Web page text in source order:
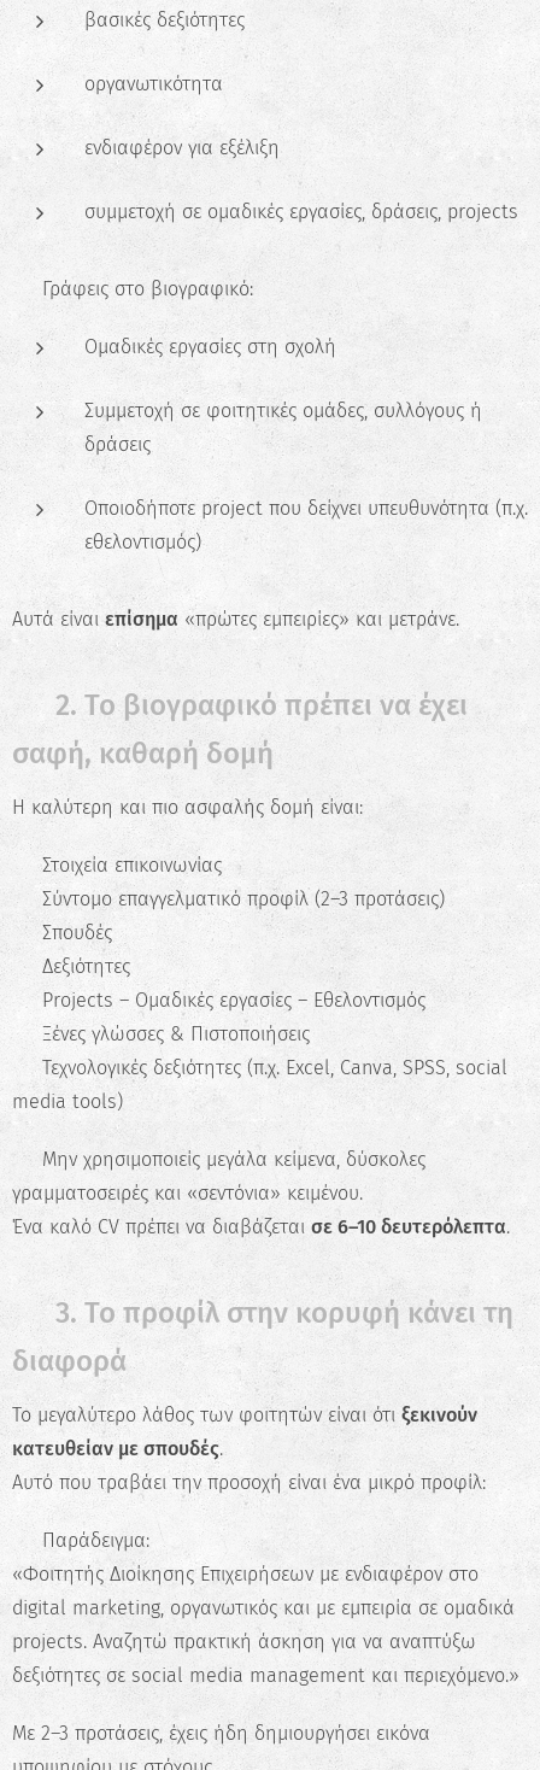
✖
Κάνε το Δωρεάν Τεστ
Επαγγελματικού
Προσανατολισμού!
βασικές δεξιότητες
οργανωτικότητα
ενδιαφέρον για εξέλιξη
συμμετοχή σε ομαδικές εργασίες, δράσεις, projects
📌 Γράφεις στο βιογραφικό:
Ομαδικές εργασίες στη σχολή
Συμμετοχή σε φοιτητικές ομάδες, συλλόγους ή
δράσεις
Οποιοδήποτε project που δείχνει υπευθυνότητα (π.χ.
εθελοντισμός)
Αυτά είναι επίσημα «πρώτες εμπειρίες» και μετράνε.
✅ 2. Το βιογραφικό πρέπει να έχει
σαφή, καθαρή δομή
Η καλύτερη και πιο ασφαλής δομή είναι:
✔️ Στοιχεία επικοινωνίας
✔️ Σύντομο επαγγελματικό προφίλ (2–3 προτάσεις)
✔️ Σπουδές
✔️ Δεξιότητες
✔️ Projects – Ομαδικές εργασίες – Εθελοντισμός
✔️ Ξένες γλώσσες & Πιστοποιήσεις
✔️ Τεχνολογικές δεξιότητες (π.χ. Excel, Canva, SPSS, social
media tools)
👉 Μην χρησιμοποιείς μεγάλα κείμενα, δύσκολες
γραμματοσειρές και «σεντόνια» κειμένου.
Ένα καλό CV πρέπει να διαβάζεται σε 6–10 δευτερόλεπτα.
✅ 3. Το προφίλ στην κορυφή κάνει τη
διαφορά
Το μεγαλύτερο λάθος των φοιτητών είναι ότι ξεκινούν
κατευθείαν με σπουδές.
Αυτό που τραβάει την προσοχή είναι ένα μικρό προφίλ:
📌 Παράδειγμα:
«Φοιτητής Διοίκησης Επιχειρήσεων με ενδιαφέρον στο
digital marketing, οργανωτικός και με εμπειρία σε ομαδικά
projects. Αναζητώ πρακτική άσκηση για να αναπτύξω
δεξιότητες σε social media management και περιεχόμενο.»
Με 2–3 προτάσεις, έχεις ήδη δημιουργήσει εικόνα